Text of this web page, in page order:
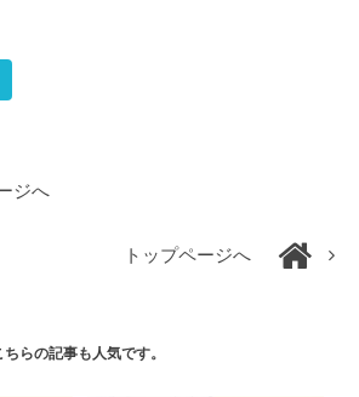
ジへ
トップページへ
ちらの記事も人気です。